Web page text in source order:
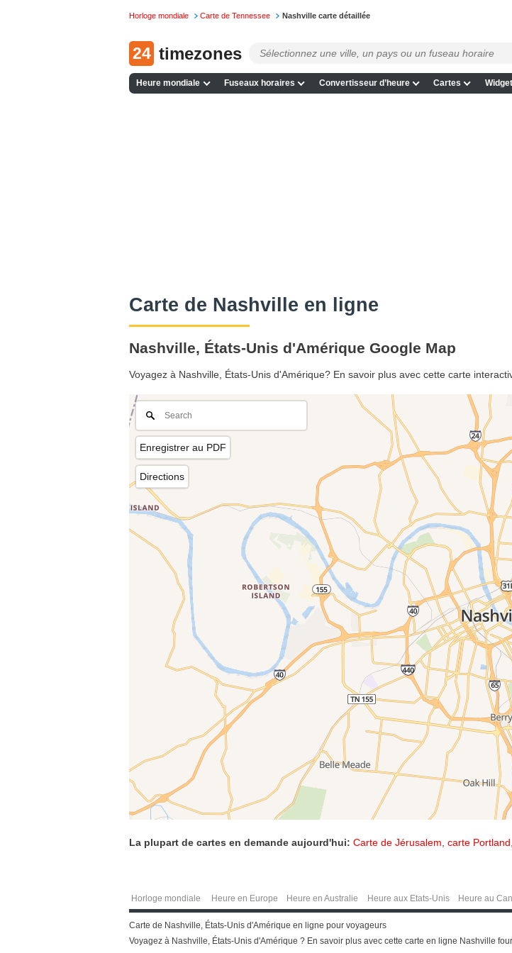
Horloge mondiale Carte de Tennessee Nashville carte détaillée
24 timezones
Heure mondiale Fuseaux horaires Convertisseur d’heure Cartes
Carte de Nashville en ligne
Nashville, États-Unis d'Amérique Google Map
Voyagez à Nashville, États-Unis d'Amérique? En savoir plus avec cette carte
Enregistrer au PDF
Directions
La plupart de cartes en demande aujourd'hui: Carte de Jérusalem carte Portland
Horloge mondiale Heure en Europe Heure en Australie Heure aux Etats-Unis Heure au
Carte de Nashville, États-Unis d'Amérique en ligne pour voyageurs
Voyagez à Nashville, États-Unis d'Amérique ? En savoir plus avec cette carte en ligne Nashville